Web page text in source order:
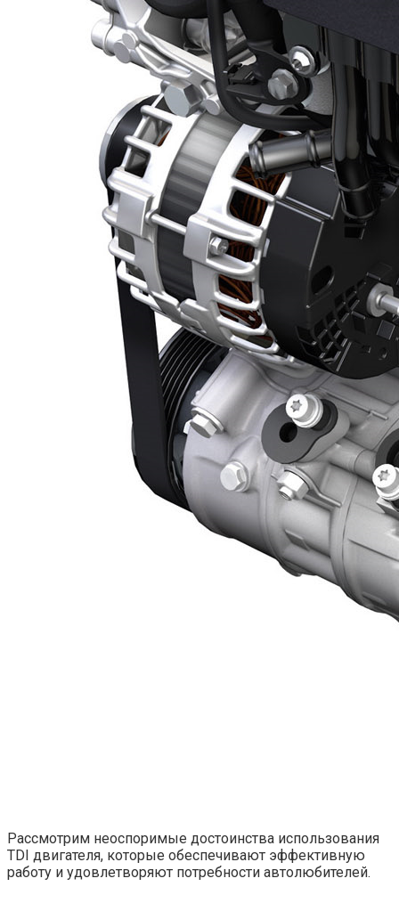
Рассмотрим неоспоримые достоинства использования
TDI двигателя, которые обеспечивают эффективную
работу и удовлетворяют потребности автолюбителей.